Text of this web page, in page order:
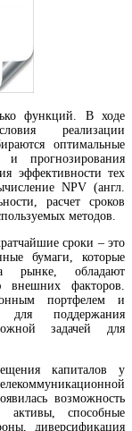
функций. В ходе
реализации
оптимальные
прогнозирования
эффективности тех
NPV (англ.
расчет сроков
методов.
сроки – это
бумаги, которые
рынке, обладают
внешних факторов.
портфелем и
для поддержания
задачей для
капиталов у
возможность
активы, способные
диверсификация